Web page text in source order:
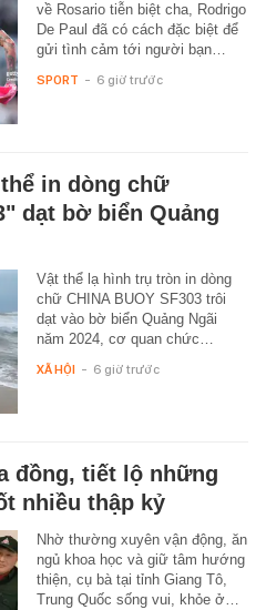
về Rosario tiễn biệt cha, Rodrigo
De Paul đã có cách đặc biệt để
gửi tình cảm tới người bạn…
SPORT - 6 giờ trước
in dòng chữ
dạt bờ biển Quảng
Vật thể lạ hình trụ tròn in dòng
chữ CHINA BUOY SF303 trôi
dạt vào bờ biển Quảng Ngãi
năm 2024, cơ quan chức…
XÃ HỘI - 6 giờ trước
đồng, tiết lộ những
nhiều thập kỷ
Nhờ thường xuyên vận động, ăn
ngủ khoa học và giữ tâm hướng
thiện, cụ bà tại tỉnh Giang Tô,
Trung Quốc sống vui, khỏe ở…